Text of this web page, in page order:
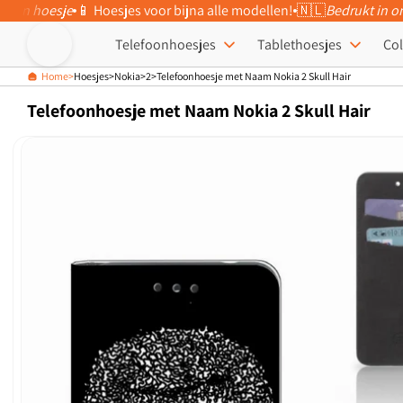
Meteen naar
hoesje📱 Hoesjes voor bijna alle modellen! 🇳🇱Bedrukt in
Telefoonhoesjes
Tablethoesjes
Home Hoesjes Nokia 2 Telefoonhoesje met Naam Nokia 2 Skull Hair
Telefoonhoesje met Naam Nokia 2 Skull Hair